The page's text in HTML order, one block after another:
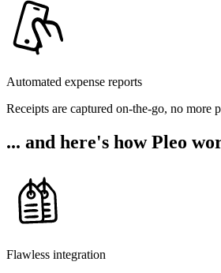
Automated expense reports
Receipts are captured on-the-go, no more
... and here's how Pleo
Flawless integration